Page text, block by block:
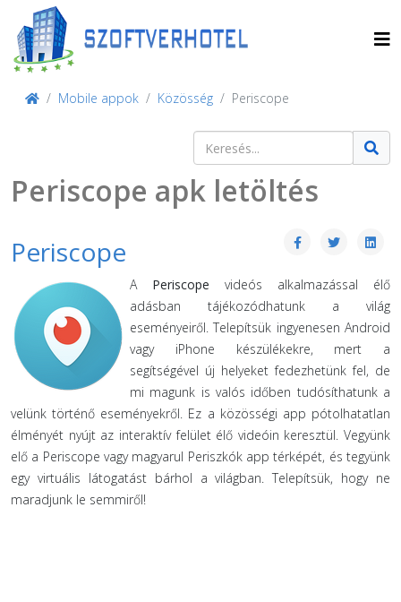
Mobile appok Közösség Periscope
Keresés
Periscope apk letöltés
Periscope
A Periscope videós alkalmazással élő
adásban tájékozódhatunk a világ
eseményeiről. Telepítsük ingyenesen Android
vagy iPhone készülékekre, mert a
segítségével új helyeket fedezhetünk fel, de
mi magunk is valós időben tudósíthatunk a
velünk történő eseményekről. Ez a közösségi app pótolhatatlan
élményét nyújt az interaktív felület élő videóin keresztül. Vegyünk
elő a Periscope vagy magyarul Periszkók app térképét, és tegyünk
egy virtuális látogatást bárhol a világban. Telepítsük, hogy ne
maradjunk le semmiről!